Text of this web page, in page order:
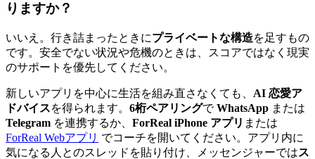
りますか？
いいえ。行き詰まったときにプライベートな構造を足すもの
です。安全でない状況や危機のときは、スコアではなく現実
のサポートを優先してください。
新しいアプリを中心に生活を組み直さなくても、 AI 恋愛ア
ドバイスを得られます。 6桁ペアリングでWhatsApp または
Telegram を連携するか、 ForReal iPhone アプリ または
ForReal Webアプリ でコーチを開いてください。アプリ内に
気になる人とのスレッドを貼り付け、メッセンジャーではス